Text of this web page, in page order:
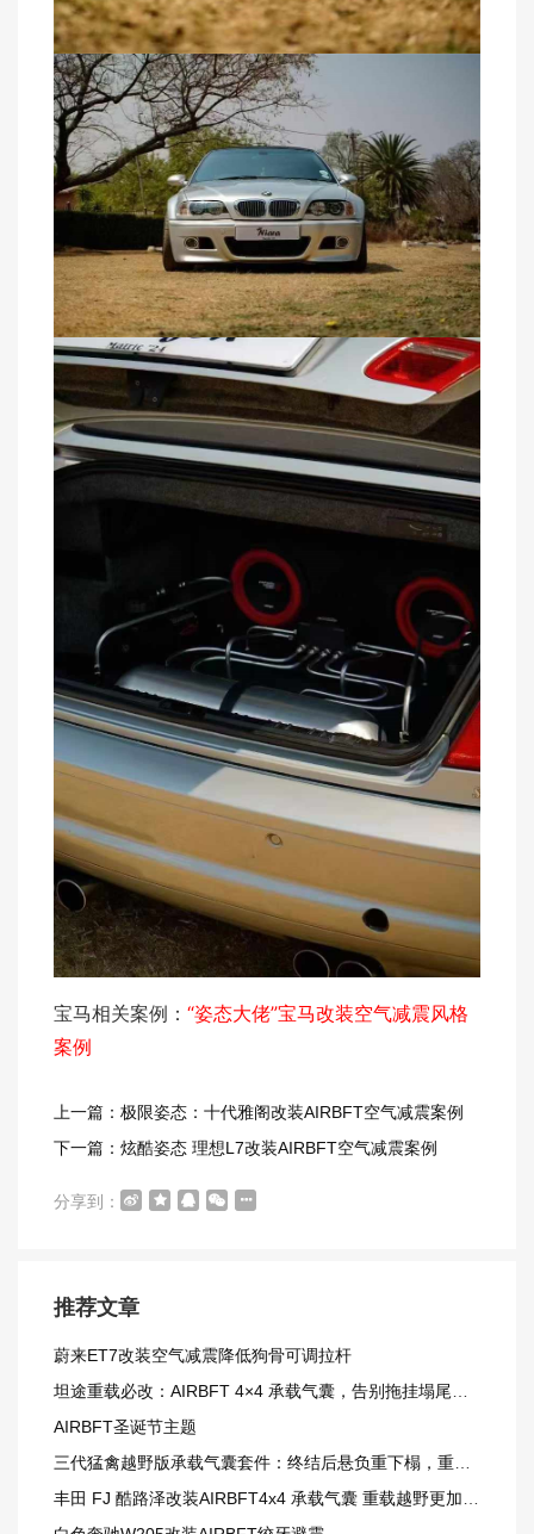
宝马相关案例： “姿态大佬”宝马改装空气减震风格
案例
上一篇：极限姿态：十代雅阁改装AIRBFT空气减震案例
下一篇：炫酷姿态 理想L7改装AIRBFT空气减震案例​
分享到：
推荐文章
蔚来ET7改装空气减震降低狗骨可调拉杆
坦途重载必改：AIRBFT 4×4 承载气囊，告别拖挂塌尾窘境
AIRBFT圣诞节主题
三代猛禽越野版承载气囊套件：终结后悬负重下榻，重载越野更从容
丰田 FJ 酷路泽改装AIRBFT4x4 承载气囊 重载越野更加从容